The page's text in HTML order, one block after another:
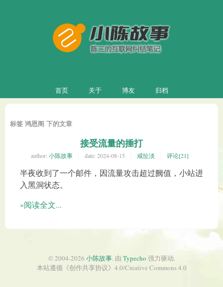
首页 关于 博友 归档
标签 鸿恩阁 下的文章
接受流量的捶打
author: 小陈故事 date: 2024-08-15 咸扯淡 评论[21]
半夜收到了一个邮件，因流量攻击超过阙值，小站进
入黑洞状态。
»阅读全文...
© 2004-2026 小陈故事. 由 Typecho 强力驱动.
本站遵循《创作共享协议》4.0/Creative Commons 4.0